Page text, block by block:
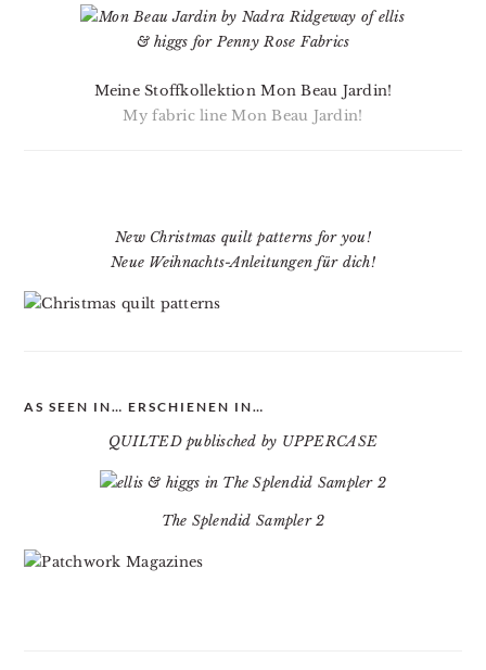
Meine Stoffkollektion Mon Beau Jardin!
My fabric line Mon Beau Jardin!
New Christmas quilt patterns for you!
Neue Weihnachts-Anleitungen für dich!
AS SEEN IN… ERSCHIENEN IN…
QUILTED publisched by UPPERCASE
The Splendid Sampler 2